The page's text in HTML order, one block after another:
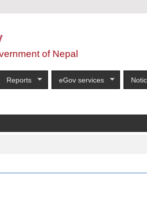
of Nepal
Reports eGov services